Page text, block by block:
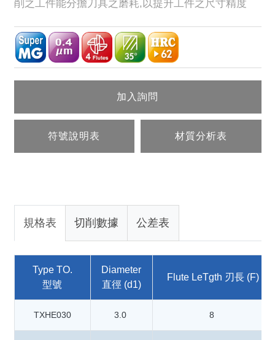
削之工件能分擔刀具之磨耗,以提升工件之尺寸精度
加入詢問
符號說明表 材質分析表
規格表 切削數據 公差表
Type TO.
型號
Diameter
直徑 (d1)
Flute LeTgth 刃長 (F)
TXHE030 3.0 8